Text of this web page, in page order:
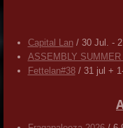
Capital Lan/ 30 Jul. - 2
ASSEMBLY SUMMER
Fettelan#38/ 31 jul +